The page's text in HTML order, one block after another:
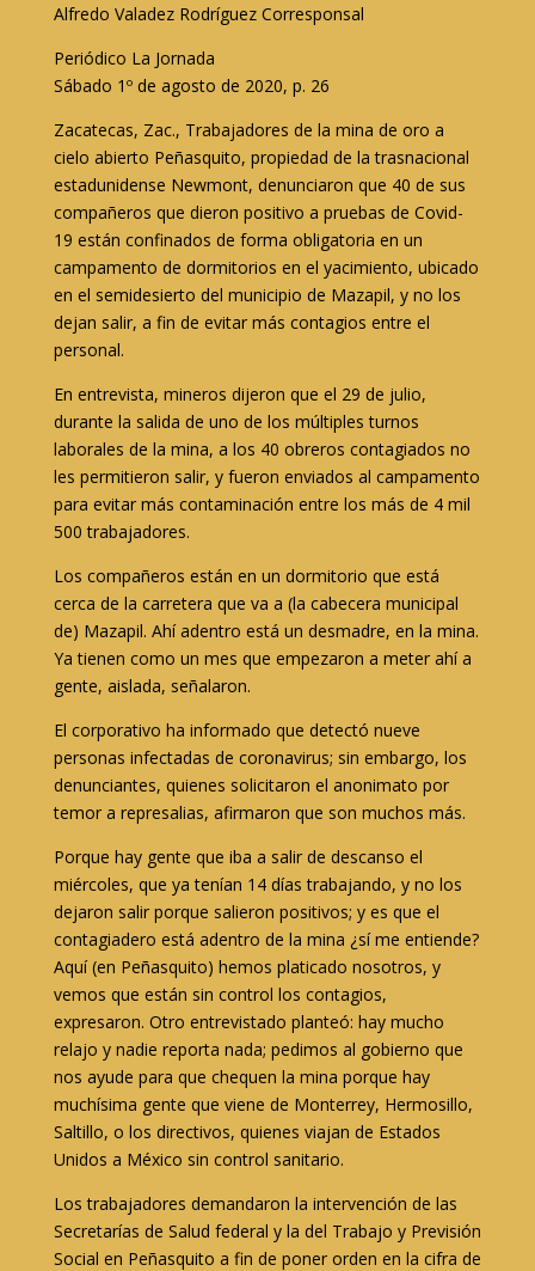
Alfredo Valadez Rodríguez Corresponsal
Periódico La Jornada
Sábado 1º de agosto de 2020, p. 26
Zacatecas, Zac., Trabajadores de la mina de oro a
cielo abierto Peñasquito, propiedad de la trasnacional
estadunidense Newmont, denunciaron que 40 de sus
compañeros que dieron positivo a pruebas de Covid-
19 están confinados de forma obligatoria en un
campamento de dormitorios en el yacimiento, ubicado
en el semidesierto del municipio de Mazapil, y no los
dejan salir, a fin de evitar más contagios entre el
personal.
En entrevista, mineros dijeron que el 29 de julio,
durante la salida de uno de los múltiples turnos
laborales de la mina, a los 40 obreros contagiados no
les permitieron salir, y fueron enviados al campamento
para evitar más contaminación entre los más de 4 mil
500 trabajadores.
Los compañeros están en un dormitorio que está
cerca de la carretera que va a (la cabecera municipal
de) Mazapil. Ahí adentro está un desmadre, en la mina.
Ya tienen como un mes que empezaron a meter ahí a
gente, aislada, señalaron.
El corporativo ha informado que detectó nueve
personas infectadas de coronavirus; sin embargo, los
denunciantes, quienes solicitaron el anonimato por
temor a represalias, afirmaron que son muchos más.
Porque hay gente que iba a salir de descanso el
miércoles, que ya tenían 14 días trabajando, y no los
dejaron salir porque salieron positivos; y es que el
contagiadero está adentro de la mina ¿sí me entiende?
Aquí (en Peñasquito) hemos platicado nosotros, y
vemos que están sin control los contagios,
expresaron. Otro entrevistado planteó: hay mucho
relajo y nadie reporta nada; pedimos al gobierno que
nos ayude para que chequen la mina porque hay
muchísima gente que viene de Monterrey, Hermosillo,
Saltillo, o los directivos, quienes viajan de Estados
Unidos a México sin control sanitario.
Los trabajadores demandaron la intervención de las
Secretarías de Salud federal y la del Trabajo y Previsión
Social en Peñasquito a fin de poner orden en la cifra de